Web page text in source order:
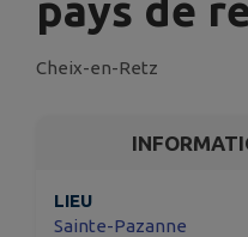
pays de
Cheix-en-Retz
LIEU
Sainte-Pazanne